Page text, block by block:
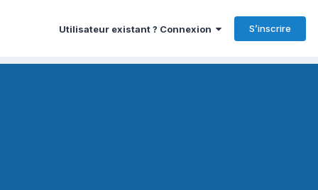
Utilisateur existant ? Connexion S’inscrire